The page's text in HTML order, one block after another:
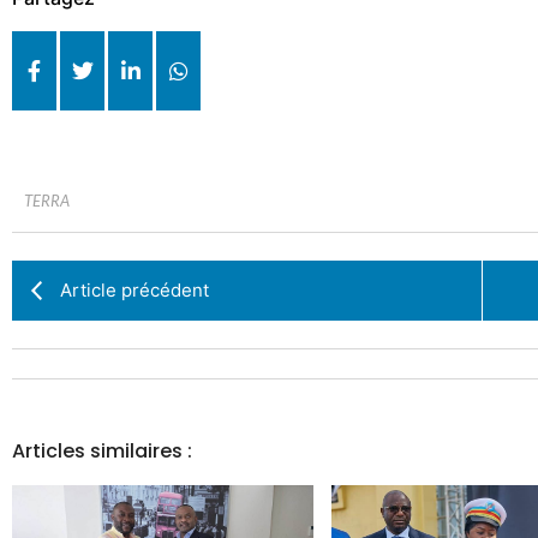
TERRA
Article précédent
Articles similaires :